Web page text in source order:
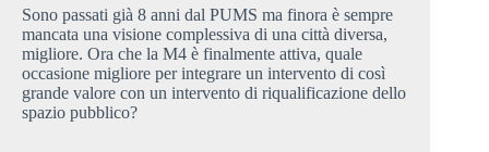
Sono passati già 8 anni dal PUMS ma finora è sempre
mancata una visione complessiva di una città diversa,
migliore. Ora che la M4 è finalmente attiva, quale
occasione migliore per integrare un intervento di così
grande valore con un intervento di riqualificazione dello
spazio pubblico?